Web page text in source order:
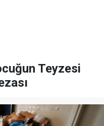
Teyzesi